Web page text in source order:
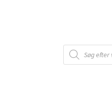
Products
search